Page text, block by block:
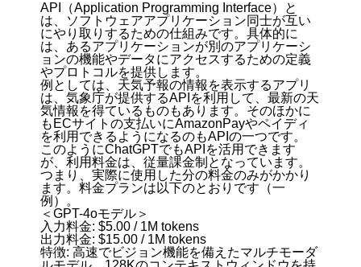
API（Application Programming Interface）と
は、ソフトウェアアプリケーション同士が互い
にやり取りするための仕組みです。具体的に
は、あるアプリケーションが別のアプリケーシ
ョンの機能やデータにアクセスするための定義
やプロトコルを提供します。
例としては、天気予報の情報を表示するアプリ
は、気象庁が提供するAPIを利用して、最新の天
気情報を得ているものもあります。そのほかに
もECサイトの支払いにAmazonPayやペイディ
を利用できるようになるのもAPIの一つです。
このようにChatGPTでもAPIを活用できます
が、利用料金は、従量課金制となっています。
つまり、実際に使用した分の料金のみがかかり
ます。料金プランは以下のとおりです（一
例）。
＜GPT-4oモデル＞
入力料金: $5.00 / 1M tokens
出力料金: $15.00 / 1M tokens
特徴: 高速でビジョン機能を備えたマルチモーダ